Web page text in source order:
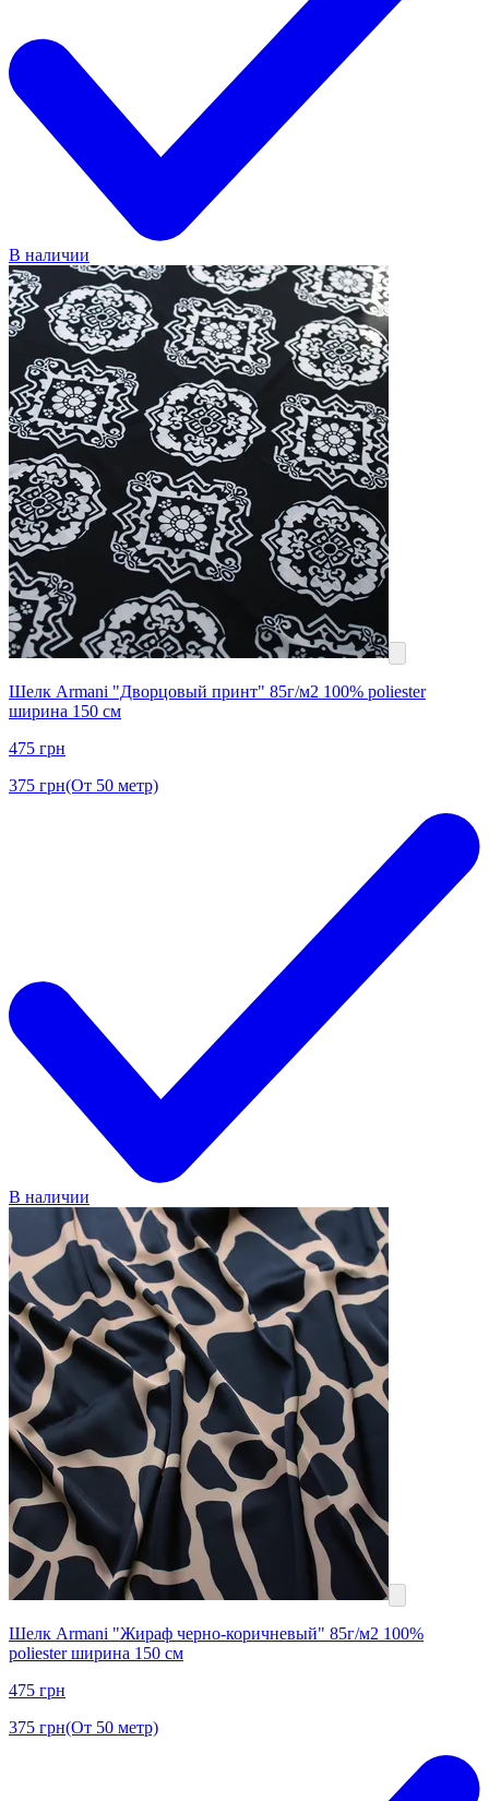
В наличии
Шелк Armani "Дворцовый принт" 85г/м2 100% poliester
ширина 150 см
475 грн
375 грн(От 50 метр)
В наличии
Шелк Armani "Жираф черно-коричневый" 85г/м2 100%
poliester ширина 150 см
475 грн
375 грн(От 50 метр)